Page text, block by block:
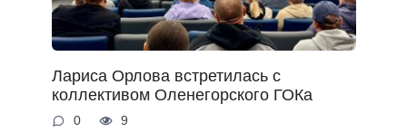
Лариса Орлова встретилась с
коллективом Оленегорского ГОКа
0 9